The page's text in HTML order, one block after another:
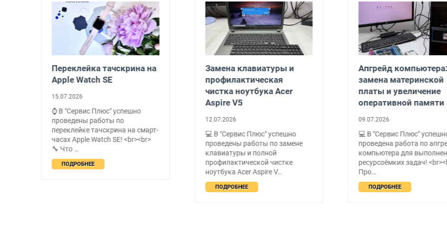
Переклейка тачскрина на
Apple Watch SE
15.07.2026
⌚ В "Сервис Плюс" успешно
проведены работы по
переклейке тачскрина на смарт-
часах Apple Watch SE! <br><br>
🔧 Что …
ПОДРОБНЕЕ
Замена клавиатуры и
профилактическая
чистка ноутбука Acer
Aspire V5
12.07.2026
💻 В "Сервис Плюс" успешно
проведены работы по замене
клавиатуры и полной
профилактической чистке
ноутбука Acer Aspire V…
ПОДРОБНЕЕ
Апгрейд компьютера:
замена материнской
платы и увеличение
оперативной памяти
09.07.2026
💻 В "Сервис Плюс"
проведена работа по
компьютера для
ресурсоёмких задач!
Про…
ПОДРОБНЕЕ